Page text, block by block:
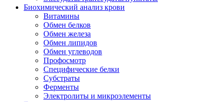
Биохимический анализ крови
Витамины
Обмен белков
Обмен железа
Обмен липидов
Обмен углеводов
Профосмотр
Специфические белки
Субстраты
Ферменты
Электролиты и микроэлементы